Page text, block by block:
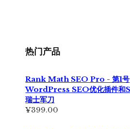
热门产品
Rank Math SEO Pro - 第1号
WordPress SEO优化插件和
瑞士军刀
¥399.00